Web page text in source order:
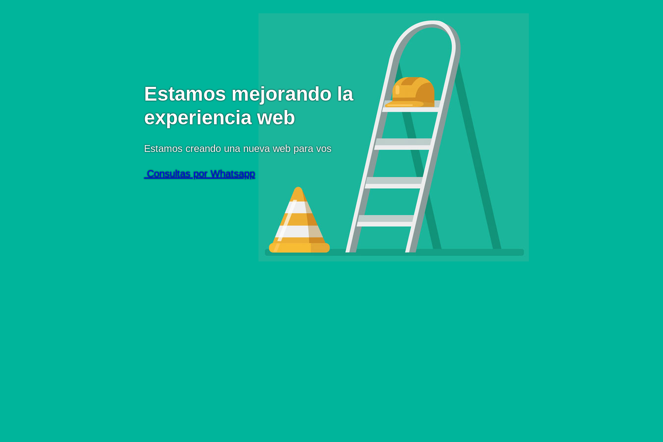
Estamos mejorando la
experiencia web
Estamos creando una nueva web para vos
Consultas por Whatsapp